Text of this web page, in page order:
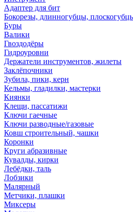
Адаптер для бит
Бокорезы, длинногубцы,
Буры
Валики
Гвоздодёры
Гидроуровни
Держатели инструментов, жилеты
Заклёпочники
Зубила, пики, керн
Кельмы, гладилки, мастерки
Киянки
Клещи, пассатижи
Ключи гаечные
Ключи разводные/газовые
Ковш строительный, чашки
Коронки
Круги абразивные
Кувалды, кирки
Лебёдки, таль
Лобзики
Малярный
Метчики, плашки
Миксеры